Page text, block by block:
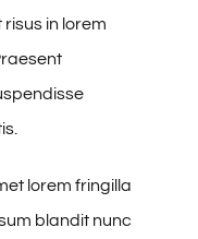
in lorem
lorem fringilla
blandit nunc